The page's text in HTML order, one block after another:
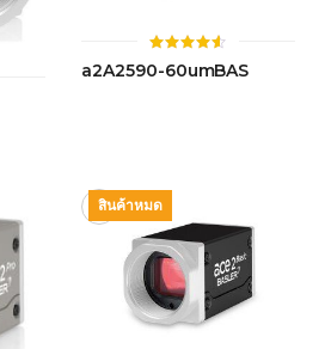
ให้
คะแนน
a2A2590-60umBAS
สินค้าหมด